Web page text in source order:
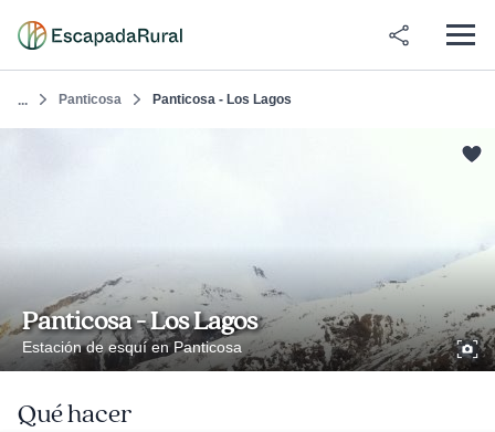
... Panticosa Panticosa - Los Lagos
Panticosa - Los Lagos
Estación de esquí en Panticosa
Qué hacer